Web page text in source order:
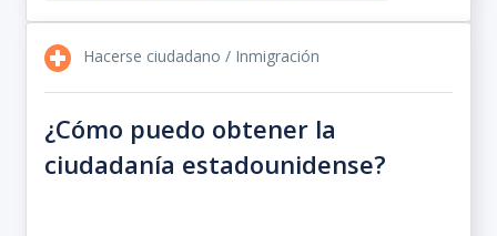
Hacerse ciudadano / Inmigración
¿Cómo puedo obtener la
ciudadanía estadounidense?